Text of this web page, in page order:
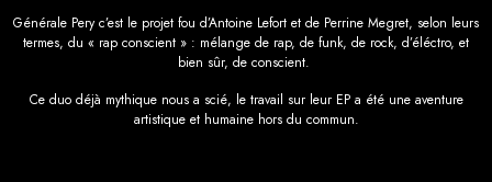
Générale Pery c’est le projet fou d’Antoine Lefort et de Perrine Megret, selon leurs
termes, du « rap conscient » : mélange de rap, de funk, de rock, d’éléctro, et
bien sûr, de conscient.
Ce duo déjà mythique nous a scié, le travail sur leur EP a été une aventure
artistique et humaine hors du commun.